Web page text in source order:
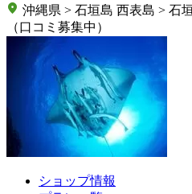
沖縄県 > 石垣島 西表島 > 石
（口コミ募集中）
ショップ情報